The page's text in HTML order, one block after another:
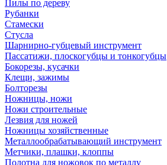
Пилы по дереву
Рубанки
Стамески
Стусла
Шарнирно-губцевый инструмент
Пассатижи, плоскогубцы и тонкогубцы
Бокорезы, кусачки
Клещи, зажимы
Болторезы
Ножницы, ножи
Ножи строительные
Лезвия для ножей
Ножницы хозяйственные
Металлообрабатывающий инструмент
Метчики, плашки, клоппы
Полотна для ножовок по металлу